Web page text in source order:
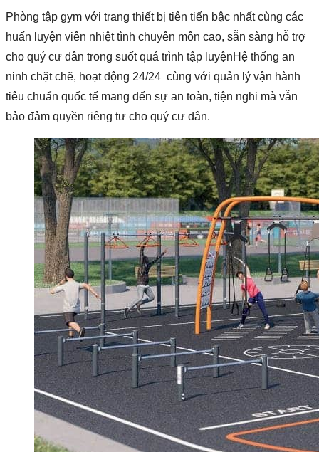
Phòng tập gym với trang thiết bị tiên tiến bậc nhất cùng các
huấn luyện viên nhiệt tình chuyên môn cao, sẵn sàng hỗ trợ
cho quý cư dân trong suốt quá trình tập luyệnHệ thống an
ninh chặt chẽ, hoạt động 24/24 cùng với quản lý vận hành
tiêu chuẩn quốc tế mang đến sự an toàn, tiện nghi mà vẫn
bảo đảm quyền riêng tư cho quý cư dân.